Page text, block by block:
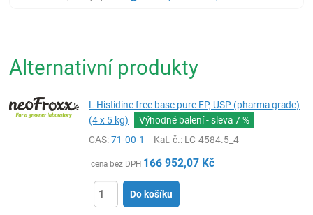
Alternativní produkty
L-Histidine free base pure EP, USP (pharma grade)
(4 x 5 kg)
Výhodné balení - sleva7 %
CAS:71-00-1 Kat. č.: LC-4584.5_4
cena bez DPH 166 952,07 Kč
Do košíku